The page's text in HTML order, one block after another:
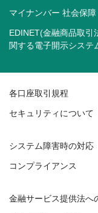
マイナンバー 社会保
EDINET(金融商品取引
関する電子開示システ
各口座取引規程
セキュリティについて
システム障害時の対応
コンプライアンス
金融サービス提供法へ